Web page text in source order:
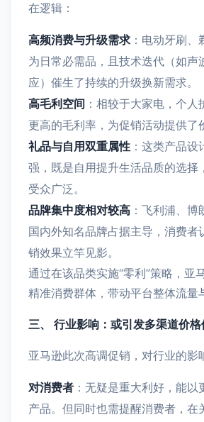
在逻辑：
高频消费与升级需求 ：电动牙刷
为日常必需品，且技术迭代（如声
应）催生了持续的升级换新需求。
高毛利空间 ：相较于大家电，个
更高的毛利率，为促销活动提供了
礼品与自用双重属性 ：这类产品
强，既是自用提升生活品质的选择
受众广泛。
品牌集中度相对较高 ：飞利浦、
国内外知名品牌占据主导，消费者
销效果立竿见影。
通过在该品类实施“零利”策略，亚
精准消费群体，带动平台整体流量
三、 行业影响：或引发多渠道价
亚马逊此次高调促销，对行业的影
对消费者 ：无疑是重大利好，能
产品。但同时也需提醒消费者，在